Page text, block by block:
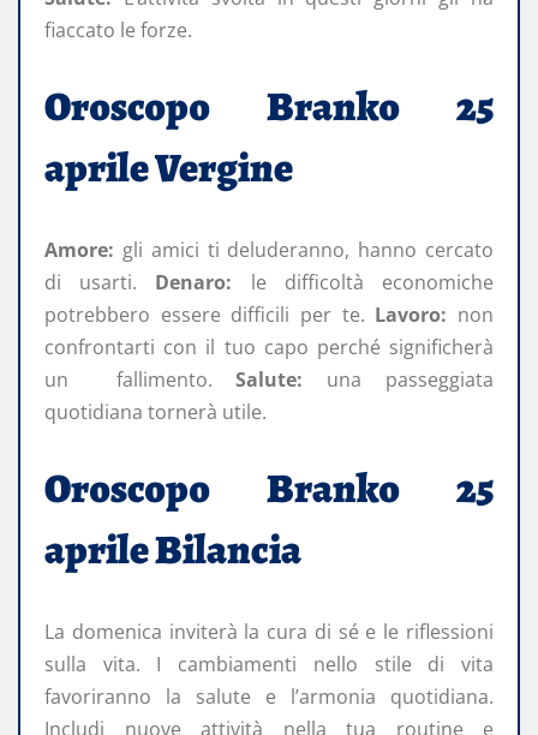
fiaccato le forze.
Oroscopo Branko 25
aprile Vergine
Amore: gli amici ti deluderanno, hanno cercato
di usarti. Denaro: le difficoltà economiche
potrebbero essere difficili per te. Lavoro: non
confrontarti con il tuo capo perché significherà
un fallimento.Salute: una passeggiata
quotidiana tornerà utile.
Oroscopo Branko 25
aprile Bilancia
La domenica inviterà la cura di sé e le riflessioni
sulla vita. I cambiamenti nello stile di vita
favoriranno la salute e l’armonia quotidiana.
Includi nuove attività nella tua routine e